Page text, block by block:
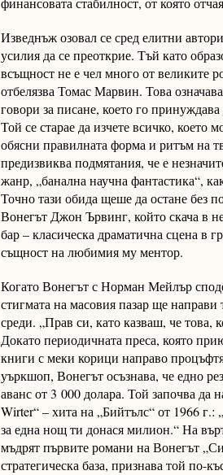
Изведнъж озовал се сред елитни
усилия да се преоткрие. Тъй като
всъщност не е чел много от великите
отбелязва Томас Марвин. Това
говори за писане, което го
Той се старае да изчете всичко, което
обясни правилната форма и ритъм на
предизвиква подмятания, че е
жанр, „банална научна фантастика“,
Точно тази обида щеше да остане без
Вонегът Джон Ървинг, който скача в
бар – класическа драматична сцена в
същност на любимия му ментор.
Когато Вонегът с Норман Мейлър
стигмата на масовия пазар ще
среди. „Прав си, като казваш, че
Докато периодичната преса, която
книги с меки корици направо
уъркшоп, Вонегът осъзнава, че едно
аванс от 3 000 долара. Той започва да
Wirter“ – хита на „Бийтълс“ от 1966
за една нощ ти донася милион.“ На
мъдрят първите романи на Вонегът
стратегическа база, признава той по-